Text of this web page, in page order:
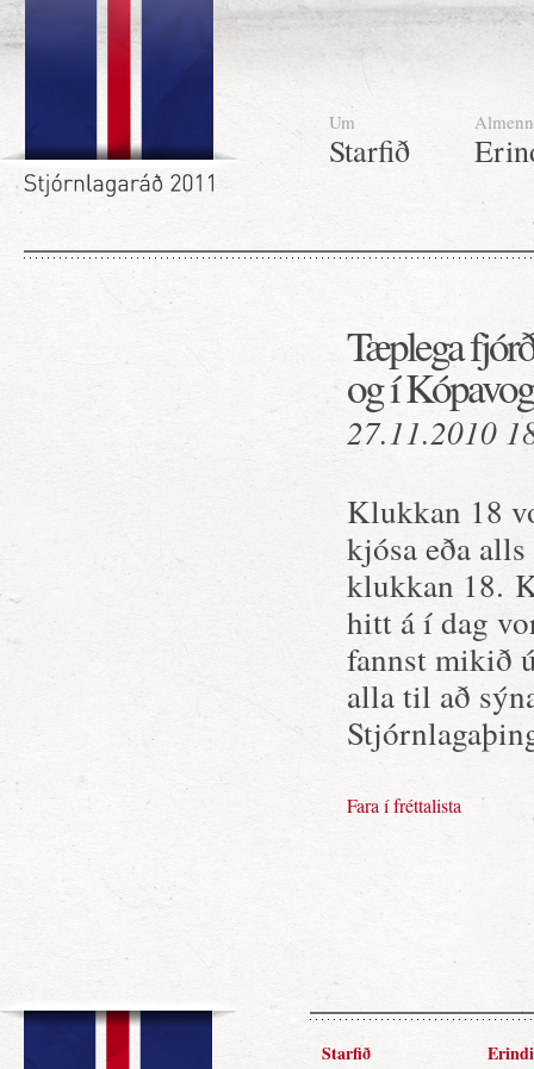
Um
Starfið
Almenn
Tæplega
og í
27.11.2010
Klukkan 18
kjósa eða
klukkan 18.
hitt á í dag
fannst mikið
alla til að
Fara í fréttalista
Starfið Erindi